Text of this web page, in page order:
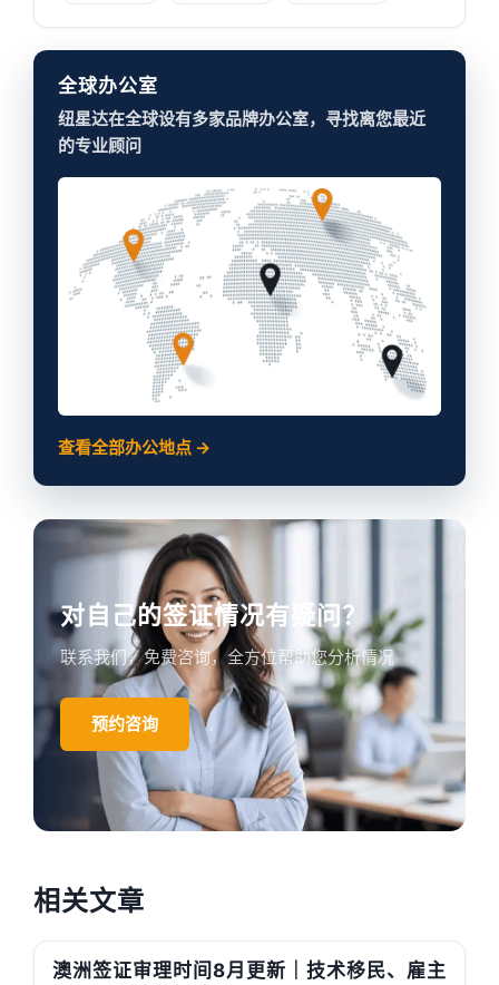
全球办公室
纽星达在全球设有多家品牌办公室，寻找离您最近
的专业顾问
查看全部办公地点 →
对自己的签证情况有疑问？
联系我们，免费咨询，全方位帮助您分析情况
预约咨询
相关文章
澳洲签证审理时间8月更新｜技术移民、雇主